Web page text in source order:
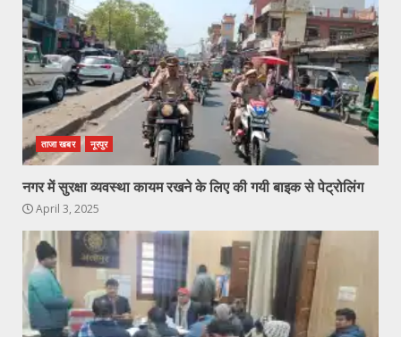
ताजा खबर नूरपुर
नगर में सुरक्षा व्यवस्था कायम रखने के लिए की गयी बाइक से पेट्रोलिंग
April 3, 2025